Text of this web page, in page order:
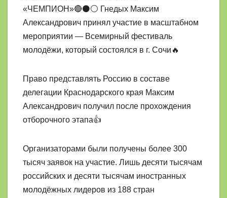
«ЧЕМПИОН»🔴⚫⚪ Гнедых Максим
Александрович принял участие в масштабном
мероприятии — Всемирный фестиваль
молодёжи, который состоялся в г. Сочи🔥
Право представлять Россию в составе
делегации Краснодарского края Максим
Александрович получил после прохождения
отборочного этапа👍
Организаторами были получены более 300
тысяч заявок на участие. Лишь десяти тысячам
российских и десяти тысячам иностранных
молодёжных лидеров из 188 стран